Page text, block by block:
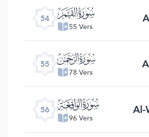
54 ﯣ
55 Vers
55 ﯤ
78 Vers
56 ﯥ
96 Vers